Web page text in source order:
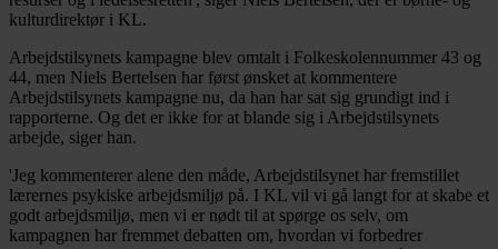
kulturdirektør i KL.
Arbejdstilsynets kampagne blev omtalt i Folkeskolennummer 43 og
44, men Niels Bertelsen har først ønsket at kommentere
Arbejdstilsynets kampagne nu, da han har sat sig grundigt ind i
rapporterne. Og det er ikke for at blande sig i Arbejdstilsynets
arbejde, siger han.
'Jeg kommenterer alene den måde, Arbejdstilsynet har fremstillet
lærernes psykiske arbejdsmiljø på. I KL vil vi gå langt for at skabe et
godt arbejdsmiljø, men vi er nødt til at spørge os selv, om
kampagnen har fremmet debatten om, hvordan vi forbedrer